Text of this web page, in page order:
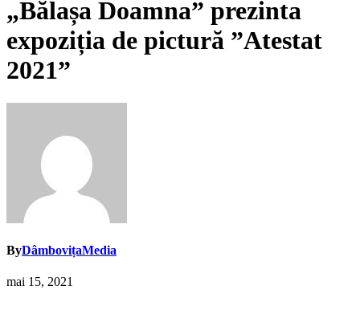
„Bălașa Doamna” prezinta
expoziția de pictură ”Atestat
2021”
ByDâmbovițaMedia
mai 15, 2021